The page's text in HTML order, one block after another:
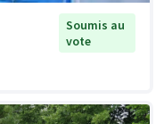
Soumis au
vote